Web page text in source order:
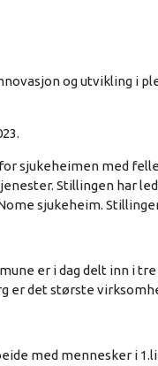
og utvikling i
sjukeheimen med
Stillingen har
sjukeheim.
er i dag delt inn i
er det største
med mennesker i